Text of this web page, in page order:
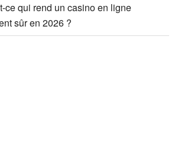
ce qui rend un casino en ligne
sûr en 2026 ?